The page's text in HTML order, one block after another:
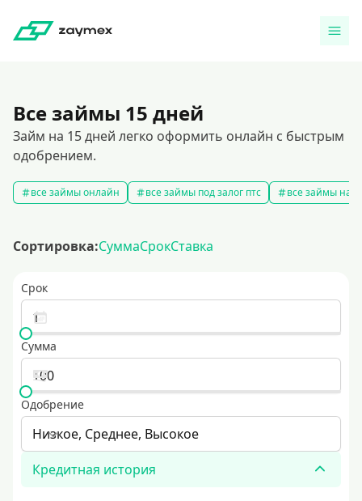
Все займы 15 дней
Займ на 15 дней легко оформить онлайн с быстрым
одобрением.
все займы онлайн все займы под залог птс все займы на
Сортировка:СуммаСрокСтавка
Срок
Сумма
Одобрение
Низкое, Среднее, Высокое
Кредитная история